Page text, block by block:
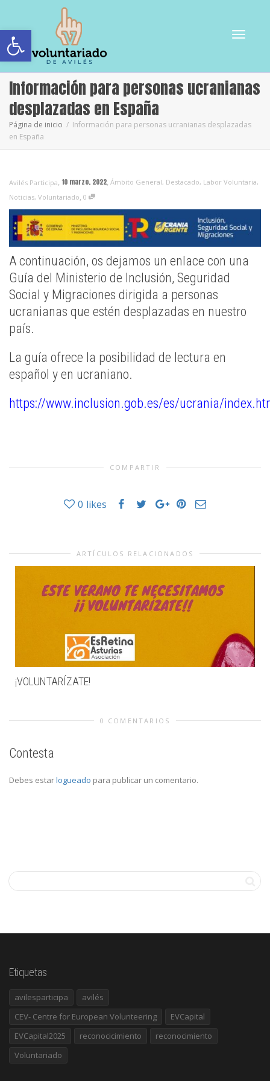
Abrir barra de herramientas
Información para personas ucranianas
desplazadas en España
Página de inicio
Información para personas ucranianas desplazadas
en España
Avilés Participa, 10 marzo, 2022, Ámbito General, Destacado, Labor Voluntaria,
Noticias, Voluntariado, 0
A continuación, os dejamos un enlace con una
Guía del Ministerio de Inclusión, Seguridad
Social y Migraciones dirigida a personas
ucranianas que estén desplazadas en nuestro
país.
La guía ofrece la posibilidad de lectura en
español y en ucraniano.
https://www.inclusion.gob.es/es/ucrania/
COMPARTIR
0 likes
ARTÍCULOS RELACIONADOS
¡VOLUNTARÍZATE!
0 COMENTARIOS
Contesta
Debes estarlogueado para publicar un comentario.
Etiquetas
avilesparticipa
avilés
CEV- Centre for European Volunteering
EVCapital
EVCapital2025
reconocicimiento
reconocimiento
Voluntariado